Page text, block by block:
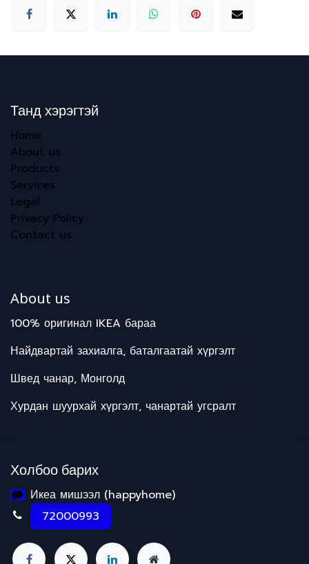
Танд хэрэгтэй
Home
About us
Products
Services
Legal
Privacy Policy
Contact us
About us
100% оригинал IKEA бараа
Найдвартай захиалга, баталгаатай хүргэлт
Швед чанар, Монголд
Хурдан шуурхай хүргэлт, чанартай угсралт
Холбоо барих
Икеа мишээл (happyhome)
72000993